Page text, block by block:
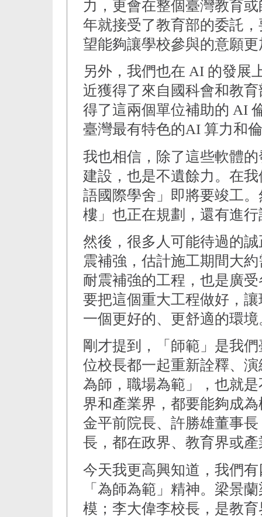
力，更會在整個臺灣教育
年就接受了教育部的委託
望能夠讓學校參與的意願
另外，我們也在 AI 的發展
近獲得了來自國科會和教
得了這兩個單位補助的 AI
臺灣最有特色的AI 算力和
我也相信，除了這些軟體
建設，也是不遺餘力。在
語國際學舍」即將要竣工
樓」也正在規劃，還有進
然後，很多人可能待過的
震補強，估計施工期間大
耐震補強的工程，也是廣
要把這個重大工程做好，
一個更好的、更舒適的環境
剛才提到，「師範」是我
位校長都一起重新詮釋、
為師，職場為範」，也就
界和產業界，都要能夠成
金平前院長、許勝雄董事
長，都在政界、教育界或
今天我更高興知道，我們
「為師為範」精神。梁景
模；李大偉李校長，是教